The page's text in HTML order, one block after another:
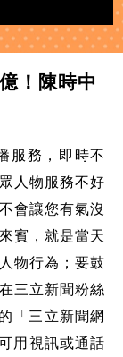
！陳時中
服務，即時不
人物服務不好
會讓您有氣沒
賓，就是當天
物行為；要鼓
三立新聞粉絲
「三立新聞網
用視訊或通話